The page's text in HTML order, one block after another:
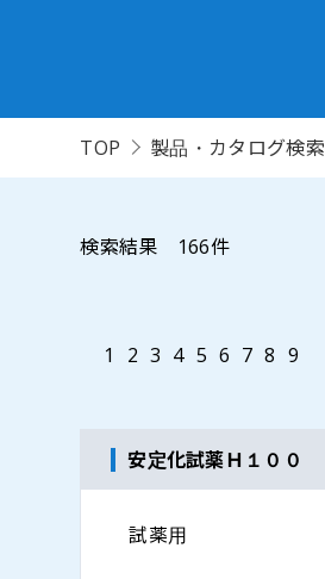
TOP 製品・カタログ検索
検索結果 166件
1 2 3 4 5 6 7 8 9
安定化試薬Ｈ１００
試薬用